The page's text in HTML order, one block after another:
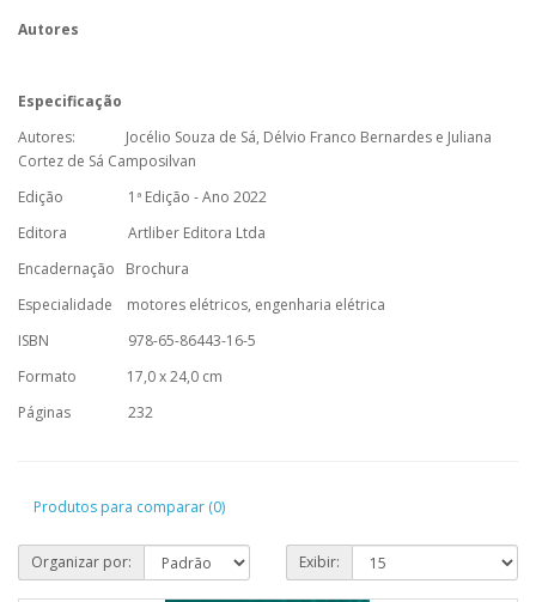
Autores
Especificação
Autores: Jocélio Souza de Sá, Délvio Franco Bernardes e Juliana
Cortez de Sá Camposilvan
Edição 1ª Edição - Ano 2022
Editora Artliber Editora Ltda
Encadernação Brochura
Especialidade motores elétricos, engenharia elétrica
ISBN 978-65-86443-16-5
Formato 17,0 x 24,0 cm
Páginas 232
Produtos para comparar (0)
Organizar por: Exibir: